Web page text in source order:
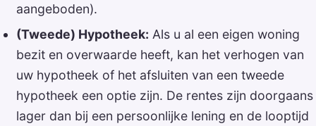
aangeboden).
(Tweede) Hypotheek: Als u al een eigen woning
bezit en overwaarde heeft, kan het verhogen van
uw hypotheek of het afsluiten van een tweede
hypotheek een optie zijn. De rentes zijn doorgaans
lager dan bij een persoonlijke lening en de looptijd